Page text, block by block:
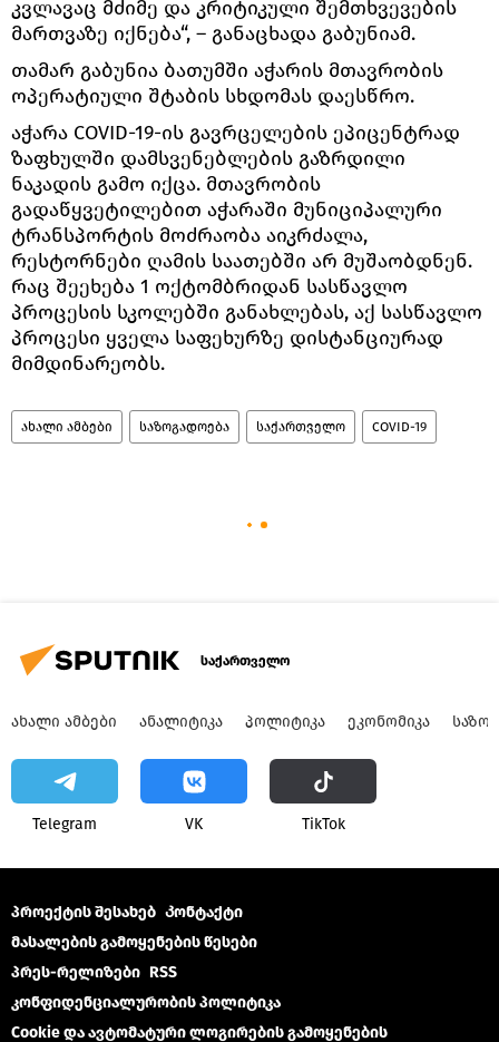
კვლავაც მძიმე და კრიტიკული შემთხვევების
მართვაზე იქნება“, – განაცხადა გაბუნიამ.
თამარ გაბუნია ბათუმში აჭარის მთავრობის
ოპერატიული შტაბის სხდომას დაესწრო.
აჭარა COVID-19-ის გავრცელების ეპიცენტრად
ზაფხულში დამსვენებლების გაზრდილი
ნაკადის გამო იქცა. მთავრობის
გადაწყვეტილებით აჭარაში მუნიციპალური
ტრანსპორტის მოძრაობა აიკრძალა,
რესტორნები ღამის საათებში არ მუშაობდნენ.
რაც შეეხება 1 ოქტომბრიდან სასწავლო
პროცესის სკოლებში განახლებას, აქ სასწავლო
პროცესი ყველა საფეხურზე დისტანციურად
მიმდინარეობს.
ახალი ამბები საზოგადოება საქართველო COVID-19
საქართველო
ᲐᲮᲐᲚᲘ ᲐᲛᲑᲔᲑᲘ ᲐᲜᲐᲚᲘᲢᲘᲙᲐ ᲞᲝᲚᲘᲢᲘᲙᲐ ᲔᲙᲝᲜᲝᲛᲘᲙᲐ
Telegram VK ТikТоk
პროექტის შესახებ Კონტაქტი
მასალების გამოყენების წესები
პრეს-რელიზები RSS
კონფიდენციალურობის პოლიტიკა
Cookie და ავტომატური ლოგირების გამოყენების